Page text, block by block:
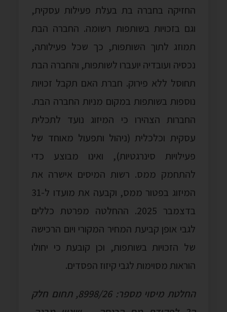
החזיקה בחברה בת בעלת פעילות עסקית,
וגם בזכויות בשותפות רשומה. החברה הבת
תמוזג לתוך השותפות, כך שכל פעילותה,
נכסיה ועובדיה יועברו לשותפות, והחברה הבת
תחוסל ללא פירוק. חברת האם תקבל זכויות
נוספות בשותפות במקום מניות החברה הבת.
החברות הצהירו כי המיזוג נועד לתכלית
עסקית וכלכלית (ניהול ותפעול מאוחד של
פעילויות סינרגטיות), ואינו מבוצע כדי
להתחמק ממס. רשות המיסים אישרה את
המיזוג בפטור ממס, וקבעה את מועדו ל-31
בדצמבר 2025. ההחלטה מפרטת כללים
לגבי אופן קביעת המחיר המקורי ויום הרכישה
של הזכויות בשותפות, וכן קובעת כי יחולו
הוראות מסוימות לגבי קיזוז הפסדים.
החלטת מיסוי מספר: 8998/26, תחום חלק